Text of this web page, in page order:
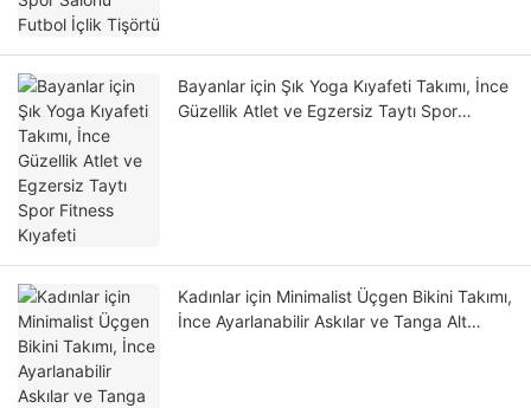
Bayanlar için Şık Yoga Kıyafeti Takımı, İnce
Güzellik Atlet ve Egzersiz Taytı Spor
Kadınlar için Minimalist Üçgen Bikini Takımı,
İnce Ayarlanabilir Askılar ve Tanga Alt